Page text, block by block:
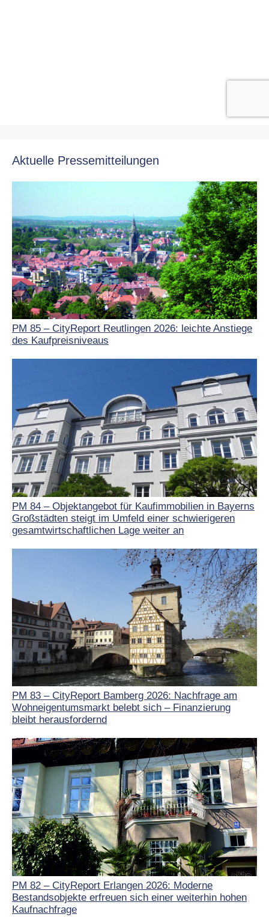
Aktuelle Pressemitteilungen
PM 85 – CityReport Reutlingen 2026: leichte Anstiege
des Kaufpreisniveaus
PM 84 – Objektangebot für Kaufimmobilien in Bayerns
Großstädten steigt im Umfeld einer schwierigeren
gesamtwirtschaftlichen Lage weiter an
PM 83 – CityReport Bamberg 2026: Nachfrage am
Wohneigentumsmarkt belebt sich – Finanzierung
bleibt herausfordernd
PM 82 – CityReport Erlangen 2026: Moderne
Bestandsobjekte erfreuen sich einer weiterhin hohen
Kaufnachfrage